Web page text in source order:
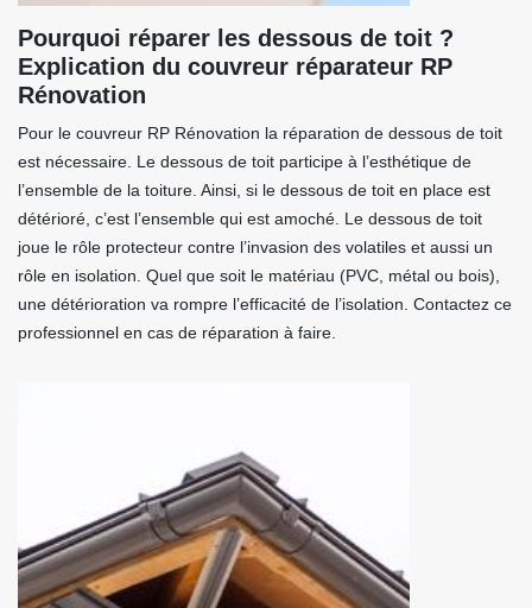
Pourquoi réparer les dessous de toit ?
Explication du couvreur réparateur RP
Rénovation
Pour le couvreur RP Rénovation la réparation de dessous de toit
est nécessaire. Le dessous de toit participe à l’esthétique de
l’ensemble de la toiture. Ainsi, si le dessous de toit en place est
détérioré, c’est l’ensemble qui est amoché. Le dessous de toit
joue le rôle protecteur contre l’invasion des volatiles et aussi un
rôle en isolation. Quel que soit le matériau (PVC, métal ou bois),
une détérioration va rompre l’efficacité de l’isolation. Contactez ce
professionnel en cas de réparation à faire.